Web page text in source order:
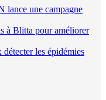
lance une campagne
à Blitta pour améliorer
les épidémies